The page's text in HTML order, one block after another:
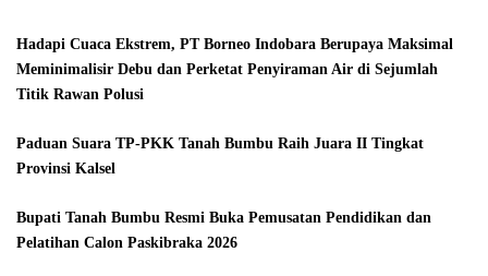
Hadapi Cuaca Ekstrem, PT Borneo Indobara Berupaya Maksimal
Meminimalisir Debu dan Perketat Penyiraman Air di Sejumlah
Titik Rawan Polusi
Paduan Suara TP-PKK Tanah Bumbu Raih Juara II Tingkat
Provinsi Kalsel
Bupati Tanah Bumbu Resmi Buka Pemusatan Pendidikan dan
Pelatihan Calon Paskibraka 2026